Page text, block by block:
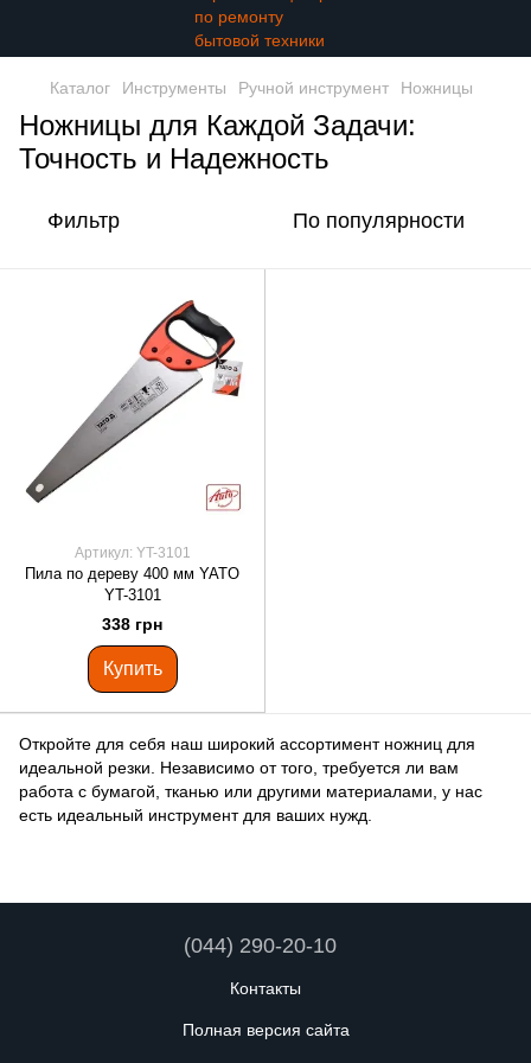
Каталог Инструменты Ручной инструмент Ножницы
Ножницы для Каждой Задачи:
Точность и Надежность
Фильтр По популярности
Артикул: YT-3101
Пила по дереву 400 мм YATO
YT-3101
338 грн
Купить
Откройте для себя наш широкий ассортимент ножниц для
идеальной резки. Независимо от того, требуется ли вам
работа с бумагой, тканью или другими материалами, у нас
есть идеальный инструмент для ваших нужд.
(044) 290-20-10
Контакты
Полная версия сайта